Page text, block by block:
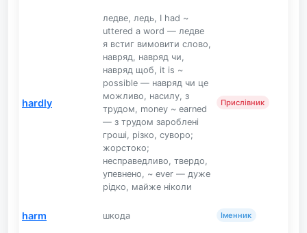
hardly
ледве, ледь, I had ~
uttered a word — ледве
я встиг вимовити слово,
навряд, навряд чи,
навряд щоб, it is ~
possible — навряд чи це
можливо, насилу, з
трудом, money ~ earned
— з трудом зароблені
гроші, різко, суворо;
жорстоко;
несправедливо, твердо,
упевнено, ~ ever — дуже
рідко, майже ніколи
Прислівник
harm шкода Іменник